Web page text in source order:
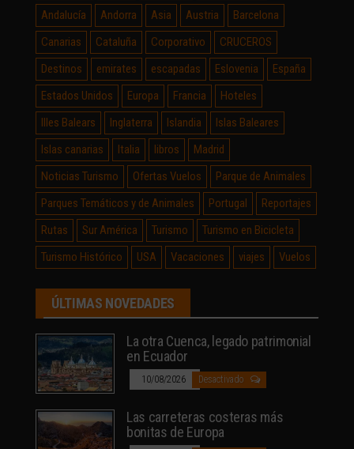
Andalucía
Andorra Asia Austria
Barcelona
Canarias
Cataluña Corporativo
CRUCEROS
Destinos
emirates escapadas Eslovenia
España
Estados Unidos
Europa Francia
Hoteles
Illes Balears
Inglaterra Islandia
Islas Baleares
Islas canarias
Italia libros
Madrid
Noticias Turismo
Ofertas Vuelos
Parque de Animales
Parques Temáticos y de Animales
Portugal
Reportajes
Rutas
Sur América Turismo
Turismo en Bicicleta
Turismo Histórico
USA Vacaciones viajes Vuelos
ÚLTIMAS NOVEDADES
La otra Cuenca, legado patrimonial
en Ecuador
10/08/2026 Desactivado
Las carreteras costeras más
bonitas de Europa